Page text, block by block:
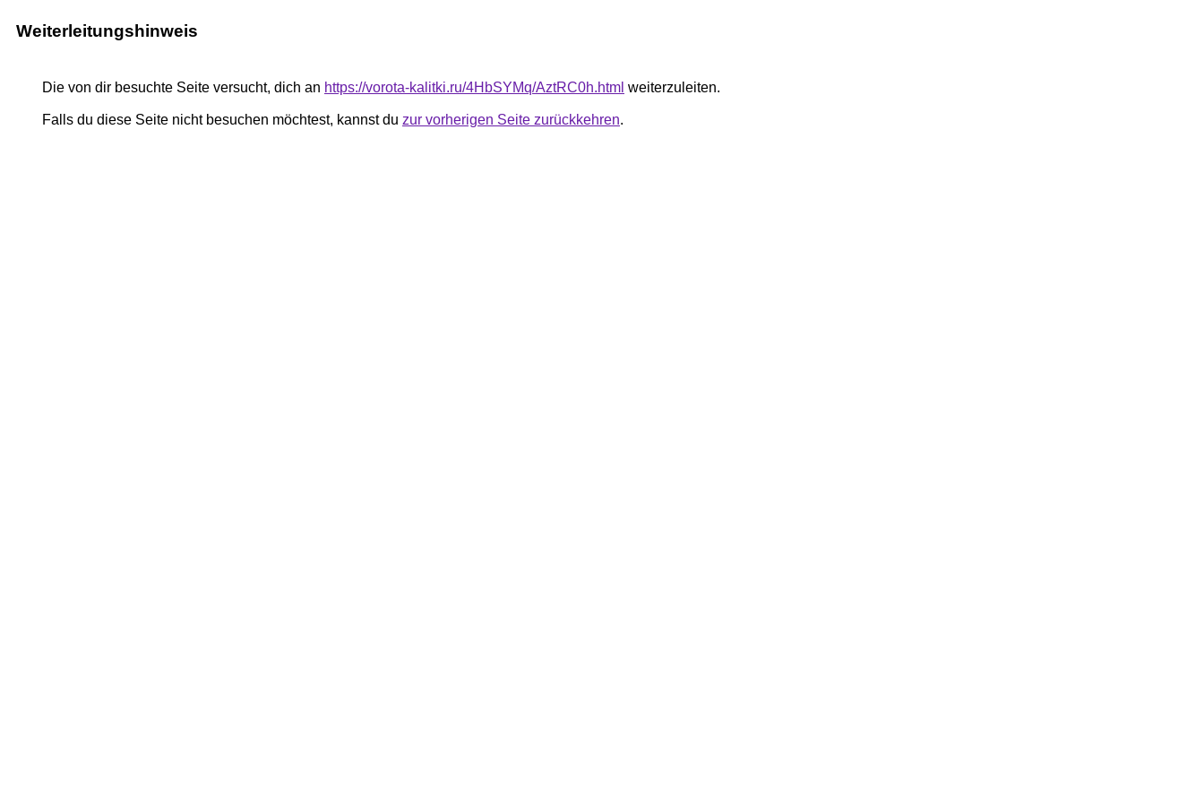
Weiterleitungshinweis
Die von dir besuchte Seite versucht, dich an https://vorota-kalitki.ru/4HbSYMq/AztRC0h.html weiterzuleiten.
Falls du diese Seite nicht besuchen möchtest, kannst du zur vorherigen Seite zurückkehren.